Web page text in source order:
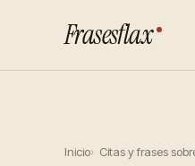
Frasesflax
Inicio Citas y frases